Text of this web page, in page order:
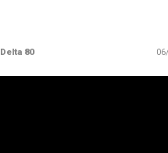
Delta 80